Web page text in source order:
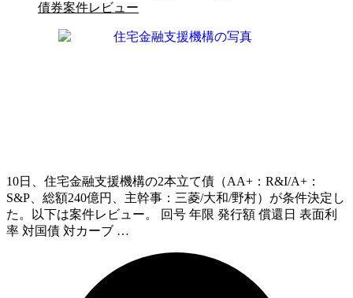
債券案件レビュー
10日、住宅金融支援機構の2本立て債（AA+：R&I/A+：
S&P、総額240億円、主幹事：三菱/大和/野村）が条件決定し
た。以下は案件レビュー。 回号 年限 発行額 償還日 表面利
率 対国債 対カーブ …